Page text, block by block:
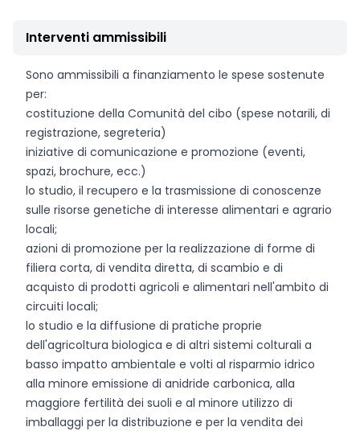
Interventi ammissibili
Sono ammissibili a finanziamento le spese sostenute
per:
costituzione della Comunità del cibo (spese notarili, di
registrazione, segreteria)
iniziative di comunicazione e promozione (eventi,
spazi, brochure, ecc.)
lo studio, il recupero e la trasmissione di conoscenze
sulle risorse genetiche di interesse alimentari e agrario
locali;
azioni di promozione per la realizzazione di forme di
filiera corta, di vendita diretta, di scambio e di
acquisto di prodotti agricoli e alimentari nell'ambito di
circuiti locali;
lo studio e la diffusione di pratiche proprie
dell'agricoltura biologica e di altri sistemi colturali a
basso impatto ambientale e volti al risparmio idrico
alla minore emissione di anidride carbonica, alla
maggiore fertilità dei suoli e al minore utilizzo di
imballaggi per la distribuzione e per la vendita dei